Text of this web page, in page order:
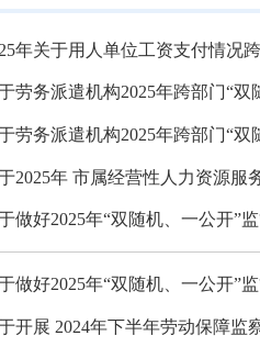
年关于用人单位工资支付情况
劳务派遣机构2025年跨部门“双
劳务派遣机构2025年跨部门“双
2025年 市属经营性人力资源服
做好2025年“双随机、一公开”
做好2025年“双随机、一公开”
开展 2024年下半年劳动保障监